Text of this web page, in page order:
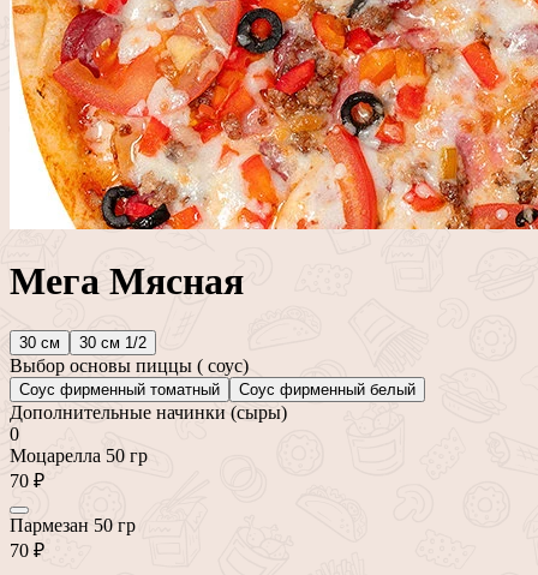
Мега Мясная
30 см 30 см 1/2
Выбор основы пиццы ( соус)
Соус фирменный томатный Соус фирменный белый
Дополнительные начинки (сыры)
0
Моцарелла 50 гр
70 ₽
Пармезан 50 гр
70 ₽